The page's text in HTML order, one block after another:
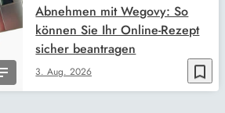
bookmark_border
3. Aug. 2026
Abnehmen mit Wegovy: So
können Sie Ihr Online-Rezept
sicher beantragen